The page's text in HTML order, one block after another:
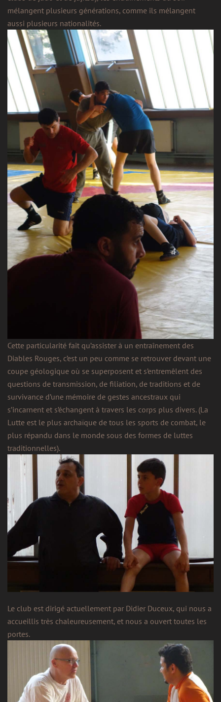
mélangent plusieurs générations, comme ils mélangent
aussi plusieurs nationalités.
Cette particularité fait qu’assister à un entraînement des
Diables Rouges, c’est un peu comme se retrouver devant une
coupe géologique où se superposent et s’entremêlent des
questions de transmission, de filiation, de traditions et de
survivance d’une mémoire de gestes ancestraux qui
s’incarnent et s’échangent à travers les corps plus divers. (La
Lutte est le plus archaïque de tous les sports de combat, le
plus répandu dans le monde sous des formes de luttes
traditionnelles).
Le club est dirigé actuellement par Didier Duceux, qui nous a
accueillis très chaleureusement, et nous a ouvert toutes les
portes.